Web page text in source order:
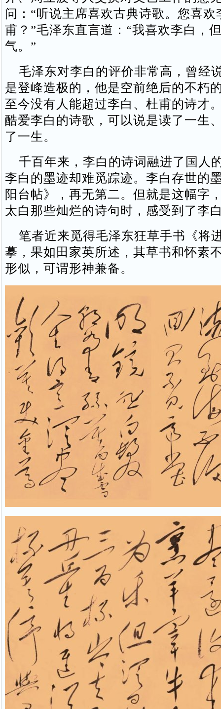
问：“听说主席喜欢古典诗歌。您喜欢
甫？”毛泽东直言道：“我喜欢李白，
气。”
毛泽东对李白的评价非常高，曾经
是登峰造极的，他是空前绝后的不朽
至今没有人能超过李白、杜甫的诗才
酷爱李白的诗歌，可以说是读了一生
了一生。
千百年来，李白的诗词融进了国人
李白的墨迹却难觅踪迹。李白存世的
阳台帖》，再无第二。但就是这幅字
太白那些灿烂的诗句时，感受到了李
笔者近来觅得毛泽东狂草手书《将
摹，果如田家英所述，其草书和怀素
形似，可谓形神兼备。